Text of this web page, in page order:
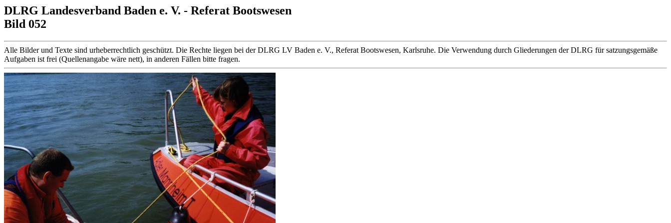
DLRG Landesverband Baden e. V. - Referat Bootswesen
Bild 052
Alle Bilder und Texte sind urheberrechtlich geschützt. Die Rechte liegen bei der DLRG LV Baden e. V., Referat Bootswesen, Karlsruhe. Die Verwendung durch Gliederungen der DLRG für satzungsgemäße
Aufgaben ist frei (Quellenangabe wäre nett), in anderen Fällen bitte fragen.